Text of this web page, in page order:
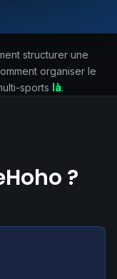
structurer une
organiser le
sports là.
?